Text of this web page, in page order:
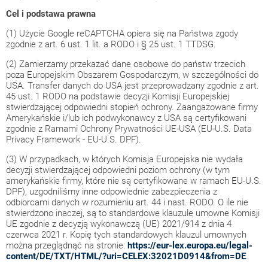
Cel i podstawa prawna
(1) Użycie Google reCAPTCHA opiera się na Państwa zgody
zgodnie z art. 6 ust. 1 lit. a RODO i § 25 ust. 1 TTDSG.
(2) Zamierzamy przekazać dane osobowe do państw trzecich
poza Europejskim Obszarem Gospodarczym, w szczególności do
USA. Transfer danych do USA jest przeprowadzany zgodnie z art.
45 ust. 1 RODO na podstawie decyzji Komisji Europejskiej
stwierdzającej odpowiedni stopień ochrony. Zaangażowane firmy
Amerykańskie i/lub ich podwykonawcy z USA są certyfikowani
zgodnie z Ramami Ochrony Prywatności UE-USA (EU-U.S. Data
Privacy Framework - EU-U.S. DPF).
(3) W przypadkach, w których Komisja Europejska nie wydała
decyzji stwierdzającej odpowiedni poziom ochrony (w tym
amerykańskie firmy, które nie są certyfikowane w ramach EU-U.S.
DPF), uzgodniliśmy inne odpowiednie zabezpieczenia z
odbiorcami danych w rozumieniu art. 44 i nast. RODO. O ile nie
stwierdzono inaczej, są to standardowe klauzule umowne Komisji
UE zgodnie z decyzją wykonawczą (UE) 2021/914 z dnia 4
czerwca 2021 r. Kopię tych standardowych klauzul umownych
można przeglądnąć na stronie: https://eur-lex.europa.eu/legal-
content/DE/TXT/HTML/?uri=CELEX:32021D0914&from=DE.